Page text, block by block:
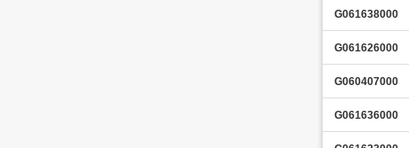
G061638000
G061626000
G060407000
G061636000